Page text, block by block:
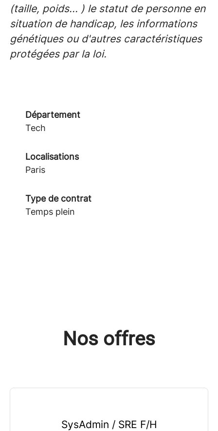
(taille, poids... ) le statut de personne en
situation de handicap, les informations
génétiques ou d'autres caractéristiques
protégées par la loi.
Département
Tech
Localisations
Paris
Type de contrat
Temps plein
Nos offres
SysAdmin / SRE F/H